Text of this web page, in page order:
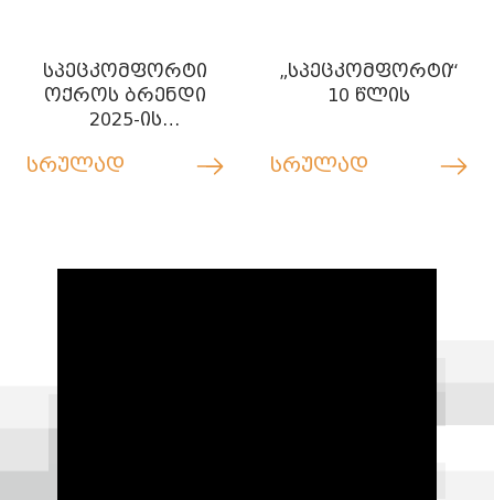
სპეცკომფორტი
ოქროს ბრენდი
2025-ის
სრულად
„სპეცკომფორტი“
10 წლის
სრულად